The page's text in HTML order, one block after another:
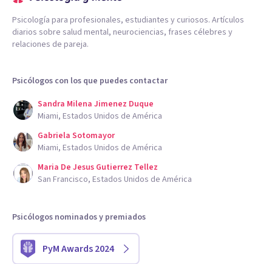
Psicología para profesionales, estudiantes y curiosos. Artículos
diarios sobre salud mental, neurociencias, frases célebres y
relaciones de pareja.
Psicólogos con los que puedes contactar
Sandra Milena Jimenez Duque
Miami, Estados Unidos de América
Gabriela Sotomayor
Miami, Estados Unidos de América
Maria De Jesus Gutierrez Tellez
San Francisco, Estados Unidos de América
Psicólogos nominados y premiados
PyM Awards 2024